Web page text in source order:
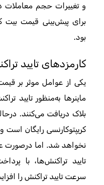
و تغییرات حجم معاملات
برای پیش‌بینی قیمت
بود.
کارمزدهای تایید
یکی از عوامل موثر بر
ماینرها به‌منظور تایید
بلاک دریافت می‌کنند.
کریپتوکارنسی رایگان
نخواهد شد. اما درصورت
تایید تراکنش‌ها، با
سرعت تایید تراکنش را